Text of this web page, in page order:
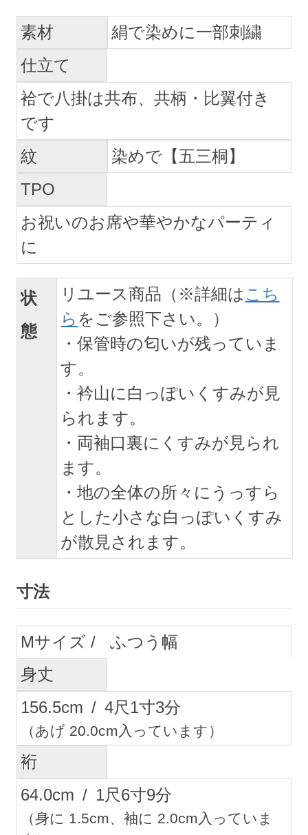
素材
絹で染めに一部刺繍
仕立て
袷で八掛は共布、共柄・比翼付き
です
紋
染めで【五三桐】
TPO
お祝いのお席や華やかなパーティ
に
状
態
リユース商品（※詳細は こち
ら をご参照下さい。）
・保管時の匂いが残っていま
す。
・衿山に白っぽいくすみが見
られます。
・両袖口裏にくすみが見られ
ます。
・地の全体の所々にうっすら
とした小さな白っぽいくすみ
が散見されます。
寸法
M
ふつう幅
身丈
156.5cm / 4尺1寸3分
（あげ 20.0cm入っています）
裄
64.0cm / 1尺6寸9分
（身に 1.5cm、袖に 2.0cm入っていま